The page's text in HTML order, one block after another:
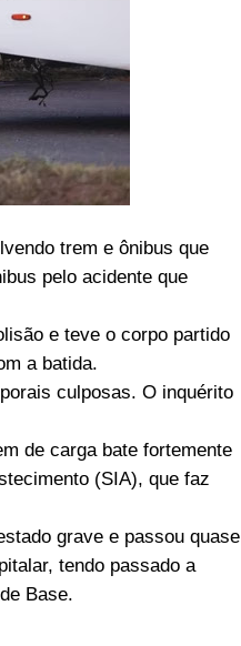
trem e ônibus que
pelo acidente que
e teve o corpo partido
a batida.
culposas. O inquérito
de carga bate fortemente
(SIA), que faz
grave e passou quase
tendo passado a
Base.